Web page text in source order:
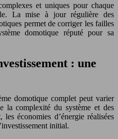
et uniques pour chaque
La mise à jour régulière des
permet de corriger les failles
domotique réputé pour sa
: une
domotique complet peut varier
la complexité du système et des
économies d’énergie réalisées
initial.